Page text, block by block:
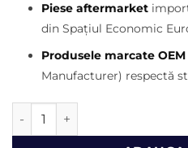
Piese aftermarket
din Spațiul Economic
Produsele marcate OEM
Manufacturer) respectă
Cantitate Planetara